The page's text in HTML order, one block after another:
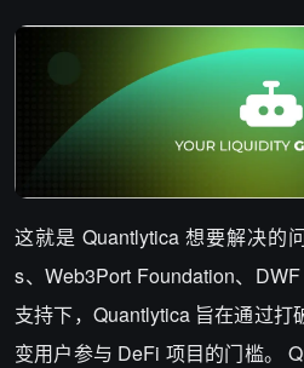
这就是 Quantlytica 想要解决的
s、Web3Port Foundation、
支持下，Quantlytica 旨在通过
变用户参与 DeFi 项目的门槛。